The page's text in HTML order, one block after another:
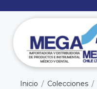
Inicio Colecciones